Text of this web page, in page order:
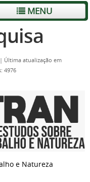
MENU
| Última atualização em
4976
e Natureza